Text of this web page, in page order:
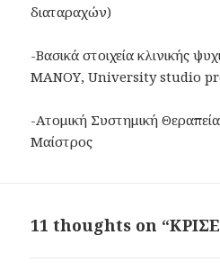
διαταραχών)
-Βασικά στοιχεία κλινικής
ΜΑΝΟΥ, University studio
-Ατομική Συστημική
Μαίστρος
11 thoughts on